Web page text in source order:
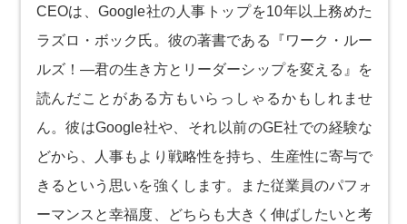
CEOは、Google社の人事トップを10年以上務めた
ラズロ・ボック氏。彼の著書である『ワーク・ルー
ルズ！―君の生き方とリーダーシップを変える』を
読んだことがある方もいらっしゃるかもしれませ
ん。彼はGoogle社や、それ以前のGE社での経験な
どから、人事もより戦略性を持ち、生産性に寄与で
きるという思いを強くします。また従業員のパフォ
ーマンスと幸福度、どちらも大きく伸ばしたいと考